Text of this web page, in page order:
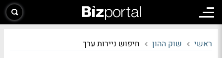
ראשי שוק ההון חיפוש ניירות ערך